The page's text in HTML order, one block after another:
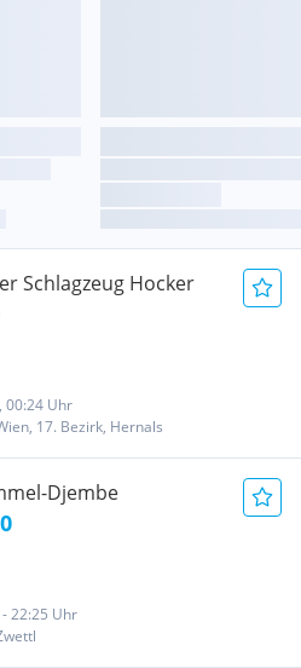
Schlagzeug Hocker
00:24 Uhr
17. Bezirk, Hernals
Djembe
22:25 Uhr